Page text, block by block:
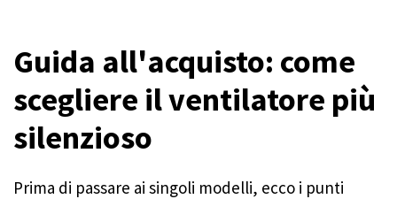
Guida all'acquisto: come
scegliere il ventilatore più
silenzioso
Prima di passare ai singoli modelli, ecco i punti